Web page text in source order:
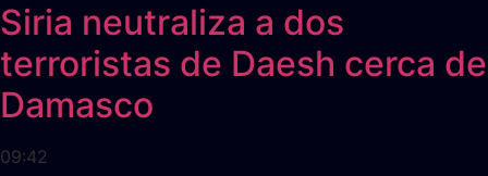
Siria neutraliza a dos
terroristas de Daesh cerca de
Damasco
09:42